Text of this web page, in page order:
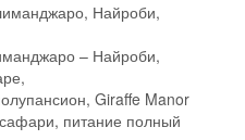
Найроби,
– Найроби,
Giraffe Manor
питание полный